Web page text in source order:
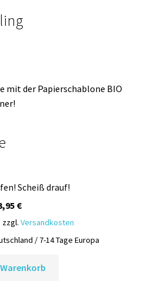
mit der Papierschablone BIO
Scheiß drauf!
€
zzgl. Versandkosten
/ 7-14 Tage Europa